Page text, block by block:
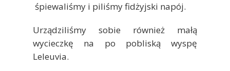
śpiewaliśmy i piliśmy fidżyjski napój.
Urządziliśmy sobie również małą
wycieczkę na po pobliską wyspę
Leleuvia.